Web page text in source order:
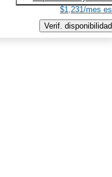
$1,231/mes
Verif. disponibilidad